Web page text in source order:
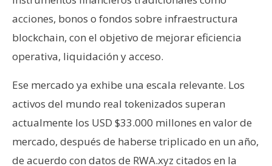
acciones, bonos o fondos sobre infraestructura
blockchain, con el objetivo de mejorar eficiencia
operativa, liquidación y acceso.
Ese mercado ya exhibe una escala relevante. Los
activos del mundo real tokenizados superan
actualmente los USD $33.000 millones en valor de
mercado, después de haberse triplicado en un año,
de acuerdo con datos de RWA.xyz citados en la